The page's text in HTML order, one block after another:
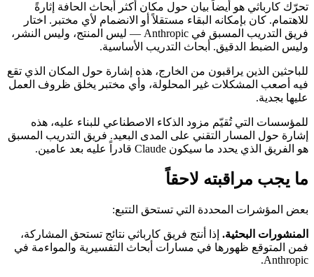
تحرّك كارباثي هو أيضاً بيان حول مكان أكثر أبحاث الحافة إثارةً
للاهتمام. كان بإمكانه البقاء مستقلاً أو الانضمام لأي مختبر. اختار
فريق التدريب المسبق في Anthropic — ليس المنتج، وليس النشر،
وليس الضبط الدقيق. أبحاث التدريب الأساسية.
للباحثين الذين يراقبون من الخارج، هذه إشارة حول المكان الذي تقع
فيه أصعب المشكلات غير المحلولة، وأي مختبر يخلق ظروف العمل
عليها بجدية.
للمؤسسات التي تُقيّم مزود الذكاء الاصطناعي للبناء عليه، هذه
إشارة حول المسار التقني على المدى البعيد. فريق التدريب المسبق
هو الفريق الذي يحدد ما سيكون Claude قادراً عليه بعد عامين.
ما يجب مراقبته لاحقاً
بعض المؤشرات المحددة التي تستحق التتبع:
المنشورات البحثية.إذا أنتج فريق كارباثي نتائج تستحق المشاركة،
فمن المتوقع ظهورها في مسارات أبحاث التفسيرية والمواءمة في
Anthropic.